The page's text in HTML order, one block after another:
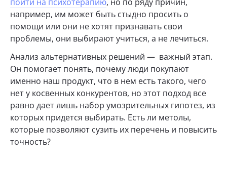
например, им может быть стыдно просить о
помощи или они не хотят признавать свои
проблемы, они выбирают учиться, а не лечиться.
Анализ альтернативных решений — важный этап.
Он помогает понять, почему люди покупают
именно наш продукт, что в нем есть такого, чего
нет у косвенных конкурентов, но этот подход все
равно дает лишь набор умозрительных гипотез, из
которых придется выбирать. Есть ли метолы,
которые позволяют сузить их перечень и повысить
точность?